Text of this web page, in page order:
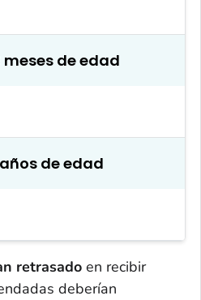
meses de edad
de edad
retrasado en recibir
deberían